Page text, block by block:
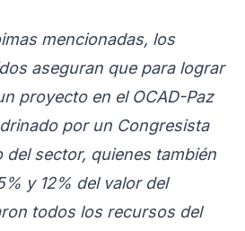
mencionadas, los
aseguran que para lograr
proyecto en el OCAD-Paz
por un Congresista
del sector, quienes también
y 12% del valor del
todos los recursos del